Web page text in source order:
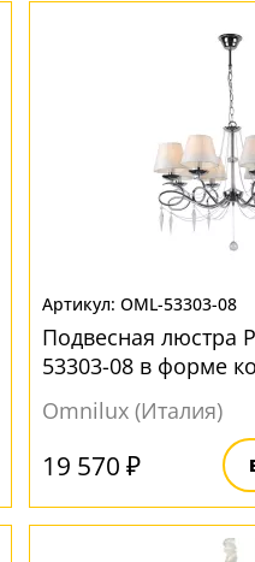
OML-53303-08
Подвесная люстра
53303-08 в форме
Omnilux (Италия)
19 570 ₽